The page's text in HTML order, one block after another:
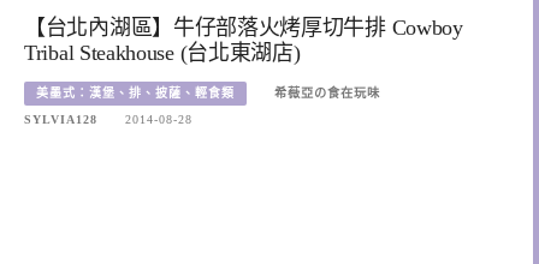
【台北內湖區】牛仔部落火烤厚切牛排 Cowboy
Tribal Steakhouse (台北東湖店)
美墨式：漢堡、排、披薩、輕食類
希薇亞の食在玩味
SYLVIA128
2014-08-28